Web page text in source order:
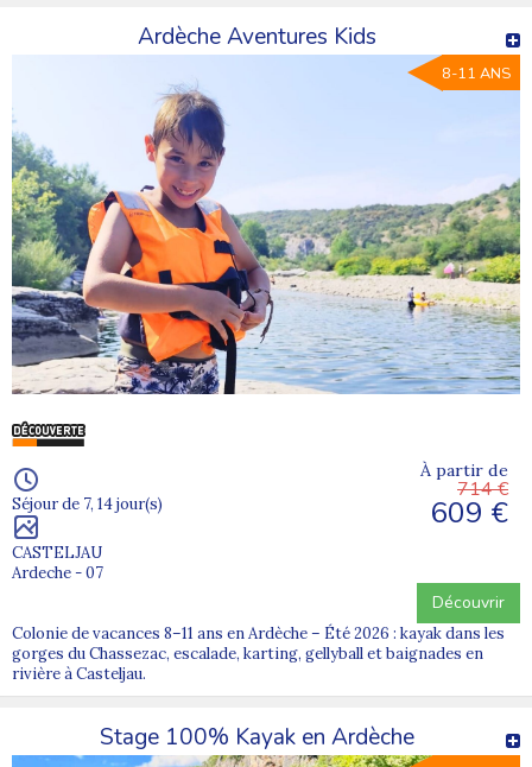
Ardèche Aventures Kids
8-11 ANS
Séjour de 7, 14 jour(s)
CASTELJAU
Ardeche - 07
À partir de
714 €
609 €
Découvrir
Colonie de vacances 8–11 ans en Ardèche – Été 2026 : kayak dans les
gorges du Chassezac, escalade, karting, gellyball et baignades en
rivière à Casteljau.
Stage 100% Kayak en Ardèche